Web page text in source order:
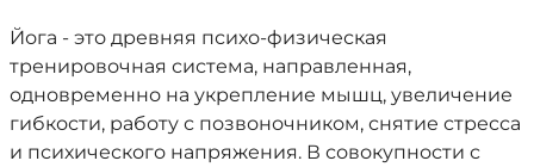
Йога - это древняя психо-физическая
тренировочная система, направленная,
одновременно на укрепление мышц, увеличение
гибкости, работу с позвоночником, снятие стресса
и психического напряжения. В совокупности с